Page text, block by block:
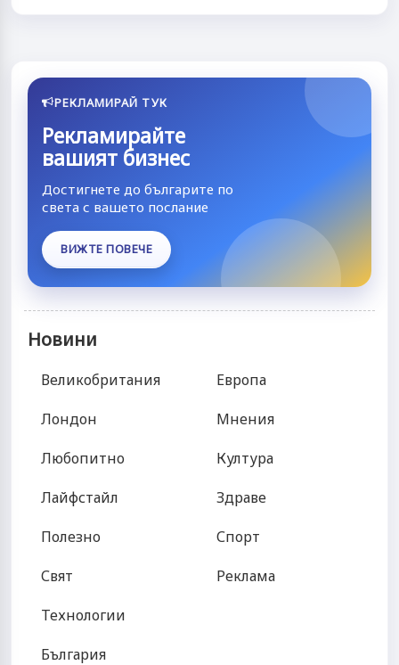
РЕКЛАМИРАЙ ТУК
Рекламирайте
вашият бизнес
Достигнете до българите по
света с вашето послание
ВИЖТЕ ПОВЕЧЕ
Новини
Великобритания
Лондон
Любопитно
Лайфстайл
Полезно
Свят
Технологии
България
Европа
Мнения
Култура
Здраве
Спорт
Реклама